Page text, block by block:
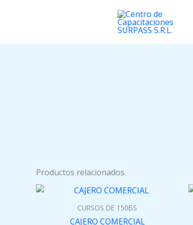
Productos relacionados
CURSOS DE 150BS
CAJERO COMERCIAL